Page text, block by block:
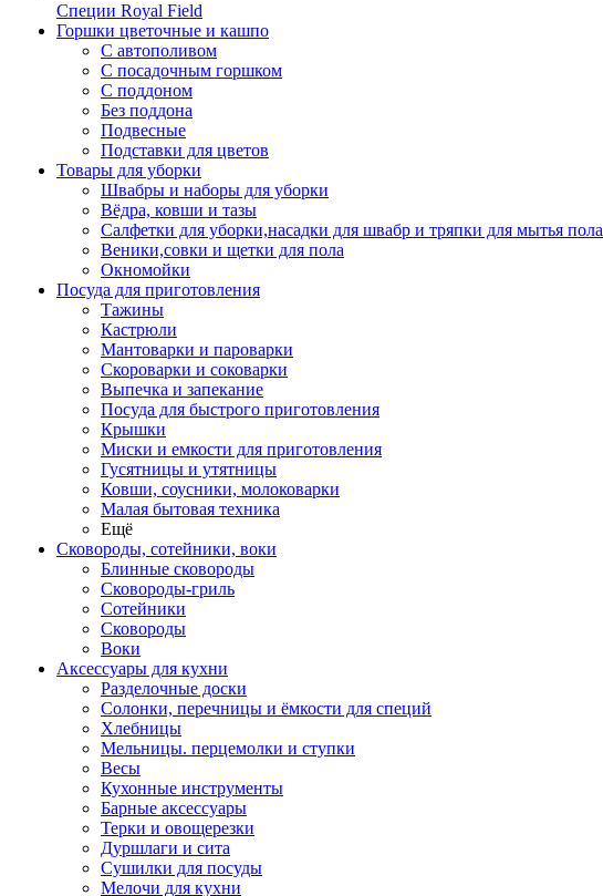
Специи Royal Field
Горшки цветочные и кашпо
С автополивом
С посадочным горшком
С поддоном
Без поддона
Подвесные
Подставки для цветов
Товары для уборки
Швабры и наборы для уборки
Вёдра, ковши и тазы
Салфетки для уборки,насадки для швабр и тряпки для мытья пола
Веники,совки и щетки для пола
Окномойки
Посуда для приготовления
Тажины
Кастрюли
Мантоварки и пароварки
Скороварки и соковарки
Выпечка и запекание
Посуда для быстрого приготовления
Крышки
Миски и емкости для приготовления
Гусятницы и утятницы
Ковши, соусники, молоковарки
Малая бытовая техника
Ещё
Сковороды, сотейники, воки
Блинные сковороды
Сковороды-гриль
Сотейники
Сковороды
Воки
Аксессуары для кухни
Разделочные доски
Солонки, перечницы и ёмкости для специй
Хлебницы
Мельницы. перцемолки и ступки
Весы
Кухонные инструменты
Барные аксессуары
Терки и овощерезки
Дуршлаги и сита
Сушилки для посуды
Мелочи для кухни